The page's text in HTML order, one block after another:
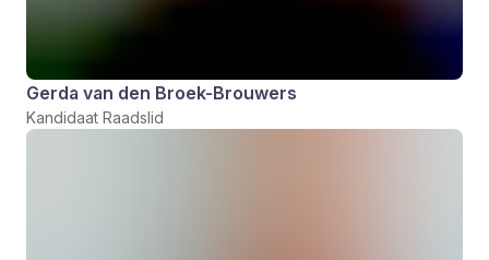
Gerda van den Broek-Brouwers
Kandidaat Raadslid